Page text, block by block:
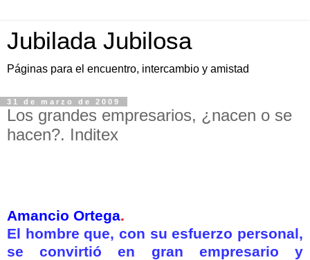
Jubilada Jubilosa
Páginas para el encuentro, intercambio y amistad
31 de marzo de 2009
Los grandes empresarios, ¿nacen o se
hacen?. Inditex
Amancio Ortega.
El hombre que, con su esfuerzo personal,
se convirtió en gran empresario y